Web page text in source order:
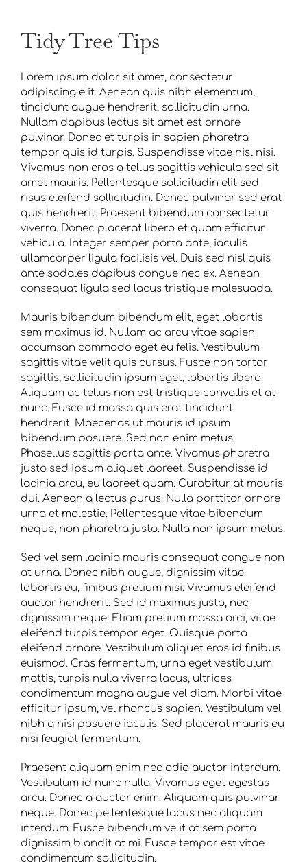
Tidy Tree Tips
Lorem ipsum dolor sit amet, consectetur
adipiscing elit. Aenean quis nibh elementum,
tincidunt augue hendrerit, sollicitudin urna.
Nullam dapibus lectus sit amet est ornare
pulvinar. Donec et turpis in sapien pharetra
tempor quis id turpis. Suspendisse vitae nisl nisi.
Vivamus non eros a tellus sagittis vehicula sed sit
amet mauris. Pellentesque sollicitudin elit sed
risus eleifend sollicitudin. Donec pulvinar sed erat
quis hendrerit. Praesent bibendum consectetur
viverra. Donec placerat libero et quam efficitur
vehicula. Integer semper porta ante, iaculis
ullamcorper ligula facilisis vel. Duis sed nisl quis
ante sodales dapibus congue nec ex. Aenean
consequat ligula sed lacus tristique malesuada.
Mauris bibendum bibendum elit, eget lobortis
sem maximus id. Nullam ac arcu vitae sapien
accumsan commodo eget eu felis. Vestibulum
sagittis vitae velit quis cursus. Fusce non tortor
sagittis, sollicitudin ipsum eget, lobortis libero.
Aliquam ac tellus non est tristique convallis et at
nunc. Fusce id massa quis erat tincidunt
hendrerit. Maecenas ut mauris id ipsum
bibendum posuere. Sed non enim metus.
Phasellus sagittis porta ante. Vivamus pharetra
justo sed ipsum aliquet laoreet. Suspendisse id
lacinia arcu, eu laoreet quam. Curabitur at mauris
dui. Aenean a lectus purus. Nulla porttitor ornare
urna et molestie. Pellentesque vitae bibendum
neque, non pharetra justo. Nulla non ipsum metus.
Sed vel sem lacinia mauris consequat congue non
at urna. Donec nibh augue, dignissim vitae
lobortis eu, finibus pretium nisi. Vivamus eleifend
auctor hendrerit. Sed id maximus justo, nec
dignissim neque. Etiam pretium massa orci, vitae
eleifend turpis tempor eget. Quisque porta
eleifend ornare. Vestibulum aliquet eros id finibus
euismod. Cras fermentum, urna eget vestibulum
mattis, turpis nulla viverra lacus, ultrices
condimentum magna augue vel diam. Morbi vitae
efficitur ipsum, vel rhoncus sapien. Vestibulum vel
nibh a nisi posuere iaculis. Sed placerat mauris eu
nisi feugiat fermentum.
Praesent aliquam enim nec odio auctor interdum.
Vestibulum id nunc nulla. Vivamus eget egestas
arcu. Donec a auctor enim. Aliquam quis pulvinar
neque. Donec pellentesque lacus nec aliquam
interdum. Fusce bibendum velit at sem porta
dignissim blandit at mi. Fusce tempor est vitae
condimentum sollicitudin.